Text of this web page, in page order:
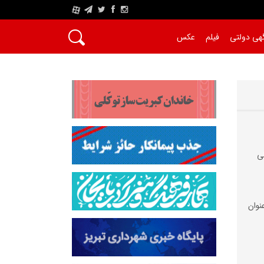
A
دولتی فیلم عکس